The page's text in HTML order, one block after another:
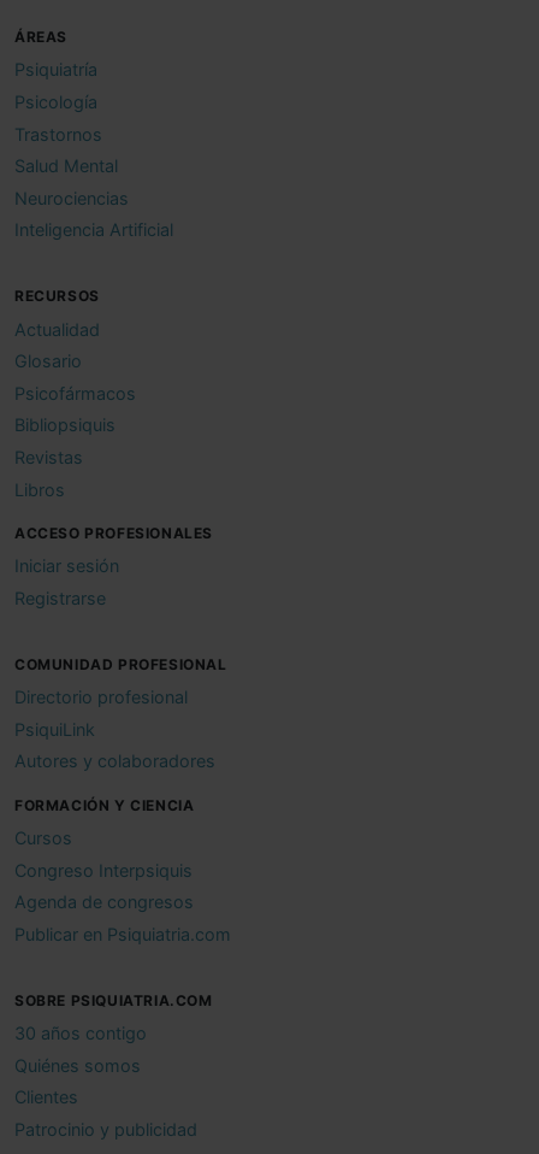
ÁREAS
Psiquiatría
Psicología
Trastornos
Salud Mental
Neurociencias
Inteligencia Artificial
RECURSOS
Actualidad
Glosario
Psicofármacos
Bibliopsiquis
Revistas
Libros
ACCESO PROFESIONALES
Iniciar sesión
Registrarse
COMUNIDAD PROFESIONAL
Directorio profesional
PsiquiLink
Autores y colaboradores
FORMACIÓN Y CIENCIA
Cursos
Congreso Interpsiquis
Agenda de congresos
Publicar en Psiquiatria.com
SOBRE PSIQUIATRIA.COM
30 años contigo
Quiénes somos
Clientes
Patrocinio y publicidad